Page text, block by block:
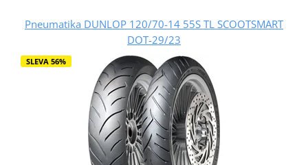
Pneumatika DUNLOP 120/70-14 55S TL SCOOTSMART
DOT-29/23
SLEVA 56%